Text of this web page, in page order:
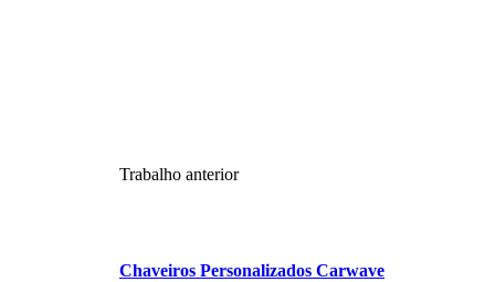
Trabalho anterior
Chaveiros Personalizados Carwave